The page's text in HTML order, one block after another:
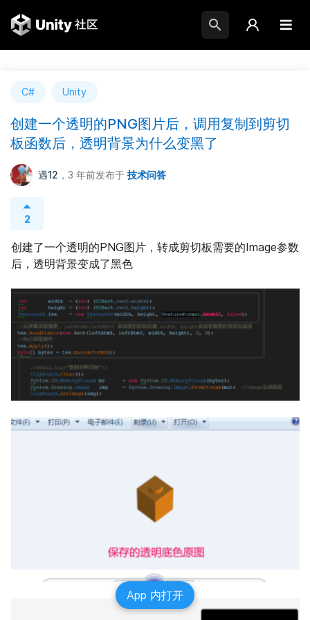
C# Unity
创建一个透明的PNG图片后，调用复制到剪切
板函数后，透明背景为什么变黑了
遇12 ，3 年前发布于 技术问答
2
创建了一个透明的PNG图片，转成剪切板需要的Image参数
后，透明背景变成了黑色
App 内打开